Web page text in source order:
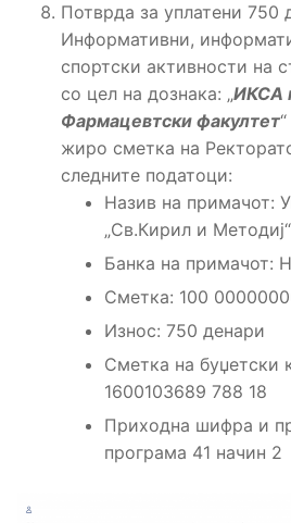
Потврда за уплатени 750
Информативни,
спортски активности на
со цел на дознака: „ИКСА
Фармацевтски факултет
жиро сметка на
следните податоци:
Назив на примачот:
„Св.Кирил и
Банка на примачот:
Сметка: 100
Износ: 750 денари
Сметка на буџетски
1600103689 788 18
Приходна шифра и
програма 41 начин 2